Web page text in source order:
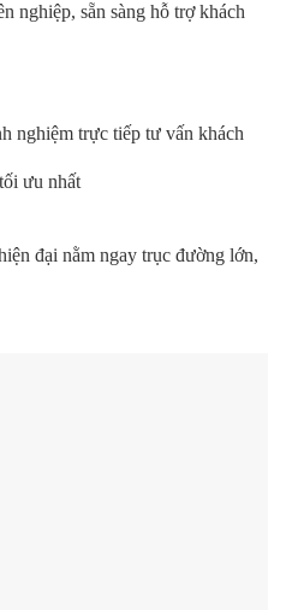
nghiệp, sẵn sàng hỗ trợ khách
nghiệm trực tiếp tư vấn khách
ưu nhất
đại nằm ngay trục đường lớn,